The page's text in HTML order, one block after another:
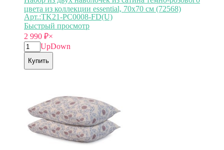
цвета из коллекции essential, 70х70 см (72568)
Арт.:TK21-PC0008-FD(U)
Быстрый просмотр
2 990 ₽×
UpDown
Купить